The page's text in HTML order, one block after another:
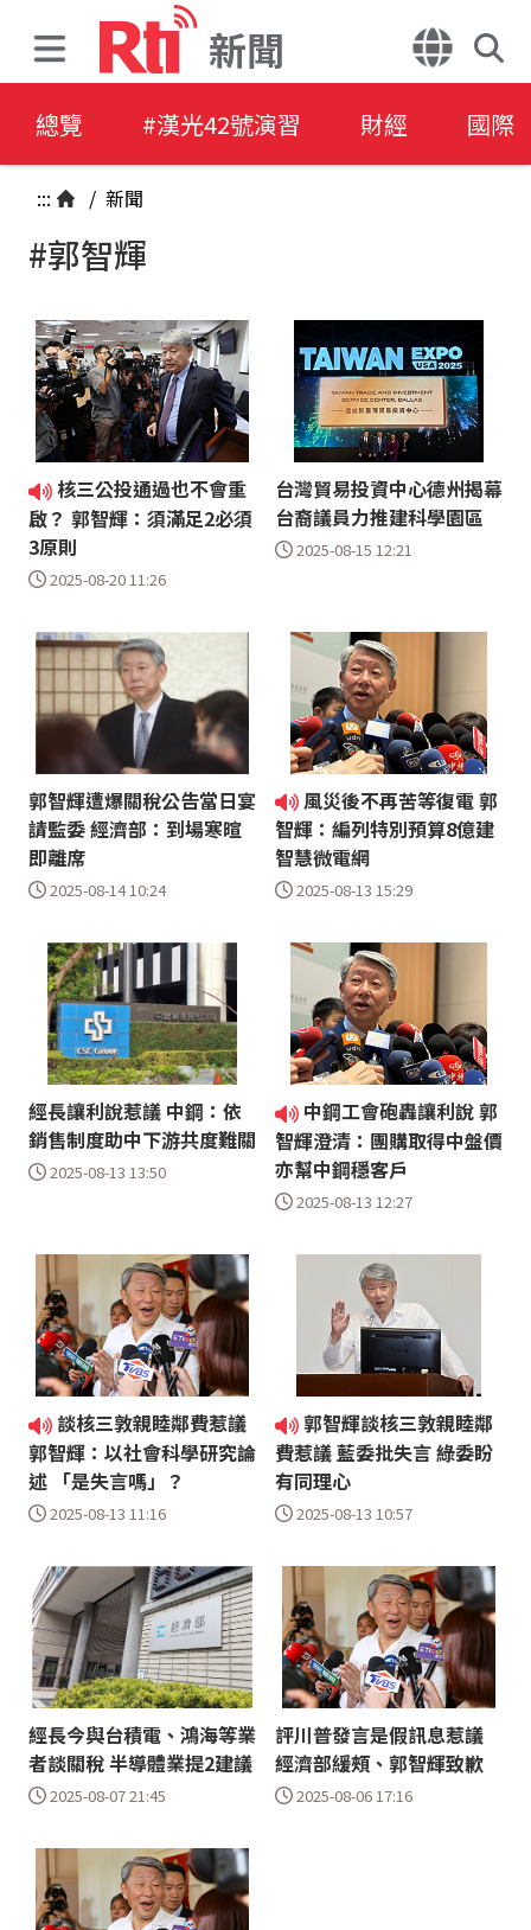
新聞
總覽 #漢光42號演習 財經 國際
::: / 新聞
#郭智輝
核三公投通過也不會重
啟？ 郭智輝：須滿足2必須
3原則
2025-08-20 11:26
台灣貿易投資中心德州揭幕
台裔議員力推建科學園區
2025-08-15 12:21
郭智輝遭爆關稅公告當日宴
請監委 經濟部：到場寒暄
即離席
2025-08-14 10:24
風災後不再苦等復電 郭
智輝：編列特別預算8億建
智慧微電網
2025-08-13 15:29
經長讓利說惹議 中鋼：依
銷售制度助中下游共度難關
2025-08-13 13:50
中鋼工會砲轟讓利說 郭
智輝澄清：團購取得中盤價
亦幫中鋼穩客戶
2025-08-13 12:27
談核三敦親睦鄰費惹議
郭智輝：以社會科學研究論
述 「是失言嗎」？
2025-08-13 11:16
郭智輝談核三敦親睦鄰
費惹議 藍委批失言 綠委盼
有同理心
2025-08-13 10:57
經長今與台積電、鴻海等業
者談關稅 半導體業提2建議
2025-08-07 21:45
評川普發言是假訊息惹議
經濟部緩頰、郭智輝致歉
2025-08-06 17:16